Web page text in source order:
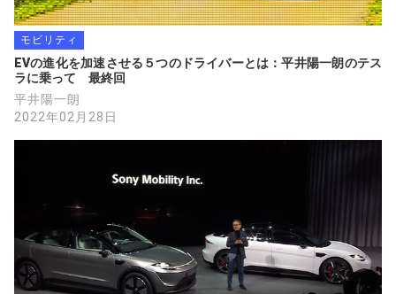
モビリティ
EVの進化を加速させる５つのドライバーとは：平井陽一朗のテス
ラに乗って　最終回
平井陽一朗
2022年02月28日